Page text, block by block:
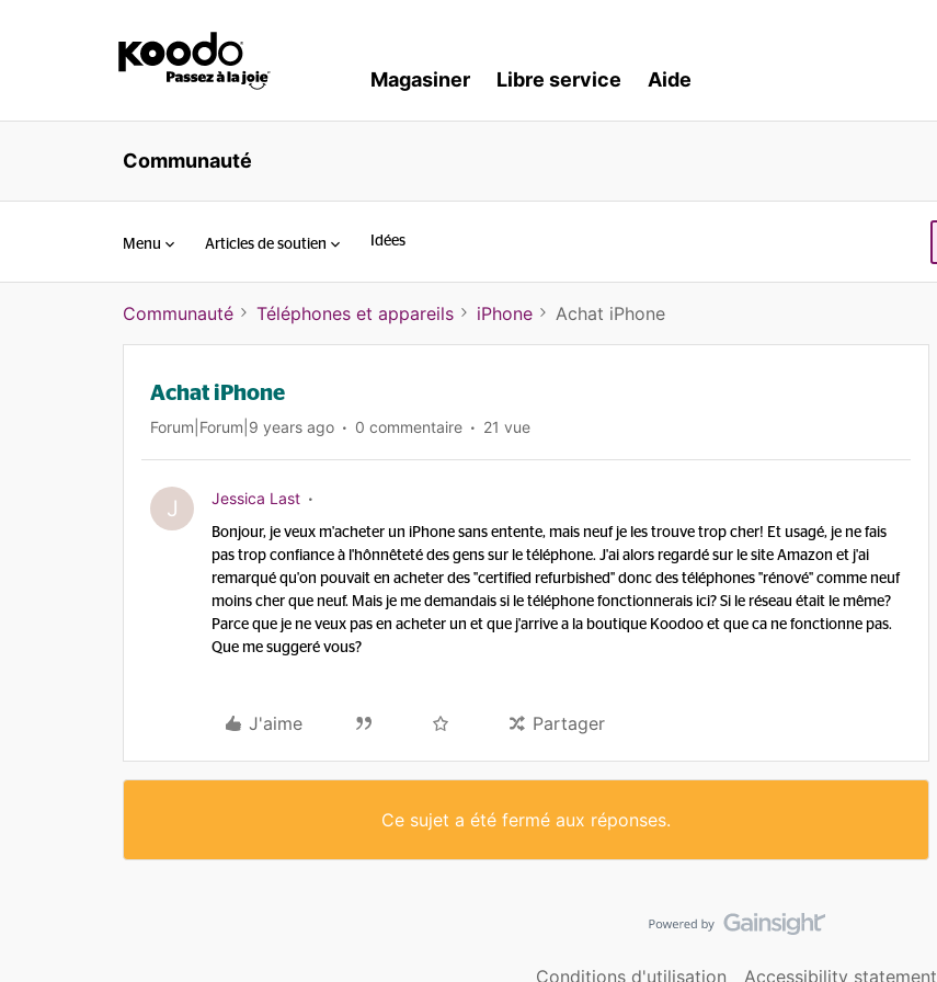
Magasiner Libre service Aide
Communauté
Menu Articles de soutien Idées
Communauté Téléphones et appareils iPhone Achat iPhone
Achat iPhone
Forum|Forum|9 years ago 0 commentaire 21 vue
J Jessica Last
Bonjour, je veux m'acheter un iPhone sans entente, mais neuf je les trouve trop cher! Et usagé, je ne fais
pas trop confiance à l'hônnêteté des gens sur le téléphone. J'ai alors regardé sur le site Amazon et j'ai
remarqué qu'on pouvait en acheter des ''certified refurbished'' donc des téléphones ''rénové'' comme neuf
moins cher que neuf. Mais je me demandais si le téléphone fonctionnerais ici? Si le réseau était le même?
Parce que je ne veux pas en acheter un et que j'arrive a la boutique Koodoo et que ca ne fonctionne pas.
Que me suggeré vous?
J'aime Partager
Ce sujet a été fermé aux réponses.
Conditions d'utilisation Accessibility statement